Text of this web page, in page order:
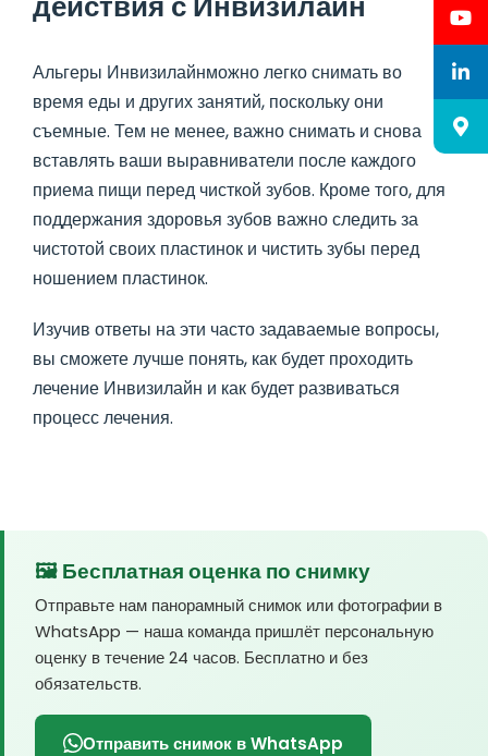
Альгеры Инвизилайнможно легко снимать во
время еды и других занятий, поскольку они
съемные. Тем не менее, важно снимать и снова
вставлять ваши выравниватели после каждого
приема пищи перед чисткой зубов. Кроме того, для
поддержания здоровья зубов важно следить за
чистотой своих пластинок и чистить зубы перед
ношением пластинок.
Изучив ответы на эти часто задаваемые вопросы,
вы сможете лучше понять, как будет проходить
лечение Инвизилайн и как будет развиваться
процесс лечения.
🖼️ Бесплатная оценка по снимку
Отправьте нам панорамный снимок или фотографии в
WhatsApp — наша команда пришлёт персональную
оценку в течение 24 часов. Бесплатно и без
обязательств.
Отправить снимок в WhatsApp